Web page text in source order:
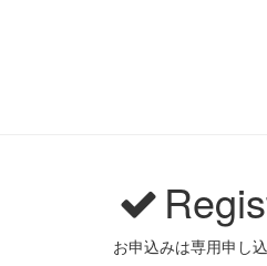
お申込みは専用申し